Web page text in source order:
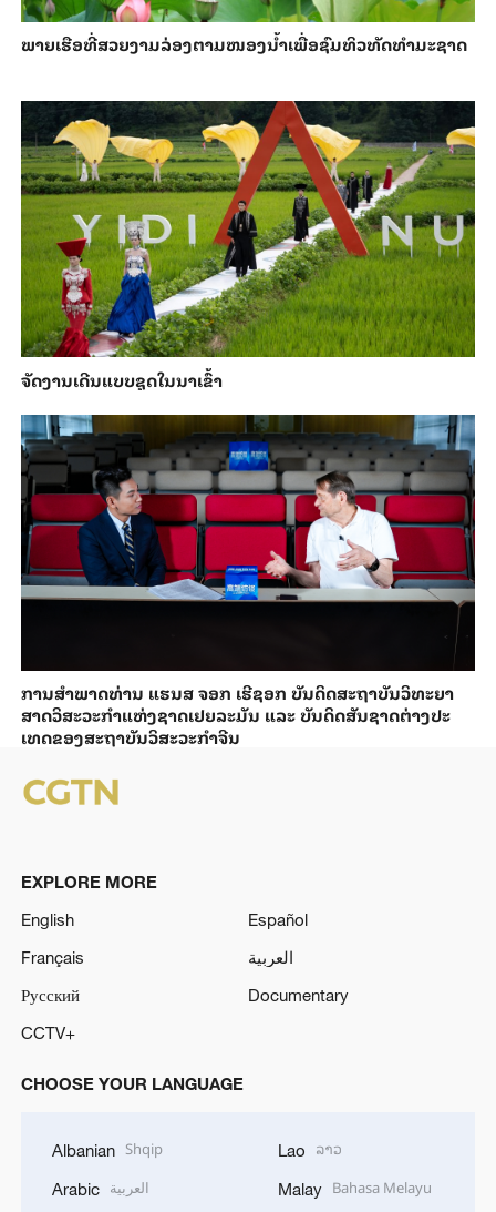
ພາຍ​ເຮືອທີ່​ສວຍ​ງາມ​ລ່ອງ​ຕາມ​​ໜອງນ້ຳ​​ເພື່ອ​ຊົມ​ທິວ​ທັດ​ທຳ​ມະ​ຊາດ
ຈັດງານເດີນແບບຊຸດໃນນາເຂົ້າ
ການ​ສຳ​ພາດ​ທ່ານ ແຮນ​ສ ຈອກ ເຮີ​ຊອກ ​ບັນ​ດິດ​ສະ​ຖາ​ບັນວິ​ທະ​ຍາ​
ສາດວິ​ສະ​ວະ​ກຳ​ແຫ່ງ​ຊາດ​ເຢຍ​ລະ​ມັນ ແລະ ບັນ​ດິດ​ສັນ​ຊາດ​ຕ່າງ​ປະ​
ເທດ​ຂອງສະ​ຖາ​ບັນ​ວິ​ສະ​ວະ​ກຳ​ຈີນ
EXPLORE MORE
English
Español
Français
العربية
Русский
Documentary
CCTV+
CHOOSE YOUR LANGUAGE
Albanian Shqip
Arabic العربية
Lao ລາວ
Malay Bahasa Melayu